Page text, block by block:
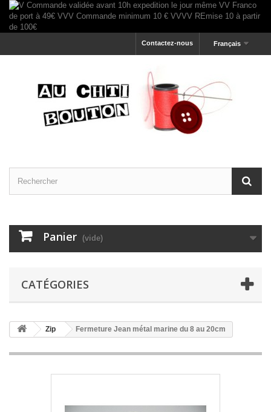
Français
Contactez-nous
Panier (vide)
CATÉGORIES
Zip Fermeture Jean métal marine du 8 au 20cm